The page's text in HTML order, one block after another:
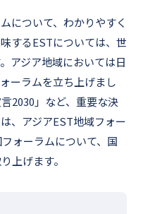
について、わかりやすく
するESTについては、世
アジア地域においては日
ーラムを立ち上げまし
2030」など、重要な決
、アジアEST地域フォー
ォーラムについて、国
上げます。